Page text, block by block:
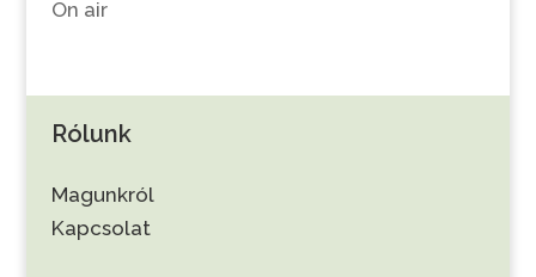
On air
Rólunk
Magunkról
Kapcsolat